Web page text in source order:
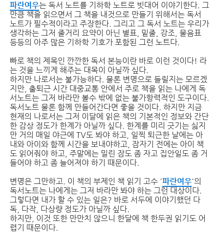
파란여우는 독서 노트를 기하학 노트로 빗대어 이야기한다. 그
만큼 책을 읽으면서 그 책을 내것으로 만들기 위해서는 독서
노트가 필수적이라고 주장한다. 그리고 그 독서 노트는 우리가
생각하는 그저 줄거리 요약이 아닌 별표, 밑줄, 강조, 물음표
등등의 아주 많은 기하학 기호가 포함된 그런 노트다.
빠로 책의 제목인 깐깐한 독서 본능이란 바로 이런 것이다! 라
는 것을 느끼게 해주는 대목이 아닐까 싶다.
하지만 나로서는 불가능하다. 물론 변명으로 들릴지는 모르겠
지만, 출퇴근 시간 대중교통 안에서 주로 책을 읽는 나에게 독
서노트는 그저 바라만 볼수 밖에 없는 불가항력적인 도구이다.
독서노트 물론 함께 만들어간다면 좋을 것이다. 하지만 지금
현재의 나로서는 그저 이달에 읽은 책의 기본적인 정보와 간단
한 감상 정도가 한계가 아닐까 싶다. 한계를 미리 긋기는 싫지
만 거의 매일 야근에 TV도 봐야 하고, 일찍 퇴근한 날에는 아
내와 아이와 함께 시간을 보내야하고, 잠자기 전에는 아이 책
도 읽어줘야 하고, 주말에는 밀린 잠도 좀 자고 집안일도 좀 거
들어야 하고 좀 늘어져야 하기 때문이다.
변명은 그만하고. 이 책의 부제인 책 읽기 고수 '파란여우'의
독서노트는 나에게는 그저 바라만 봐야 하는 그런 대상이다.
그렇다면 내가 할 수 있는 일은? 바로 서두에 이야기했던 다
독, 다작, 다상량 정도가 아닐까 싶다.
하지만, 이것 또한 만만치 않으니 한달에 책 한두권 읽기도 어
렵기 때문이다.